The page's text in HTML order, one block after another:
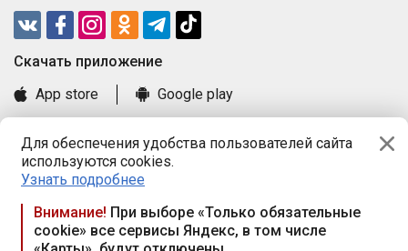
Для обеспечения удобства пользователей сайта
используются cookies.
Узнать подробнее
Внимание! При выборе «Только обязательные
cookie» все сервисы Яндекс, в том числе
Cкачать приложение
App store
Google play
Книга замечаний и предложений
Правила и документы
Praca.by © 2000—2026, ООО «ПРАЦА БАЙ»
Республика Беларусь, 220114, г. Минск, пр-т Независимости
117а, пом. № 9.